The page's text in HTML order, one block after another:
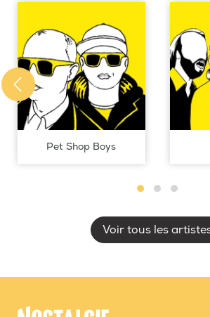
Pet Shop Boys
Voir tous les